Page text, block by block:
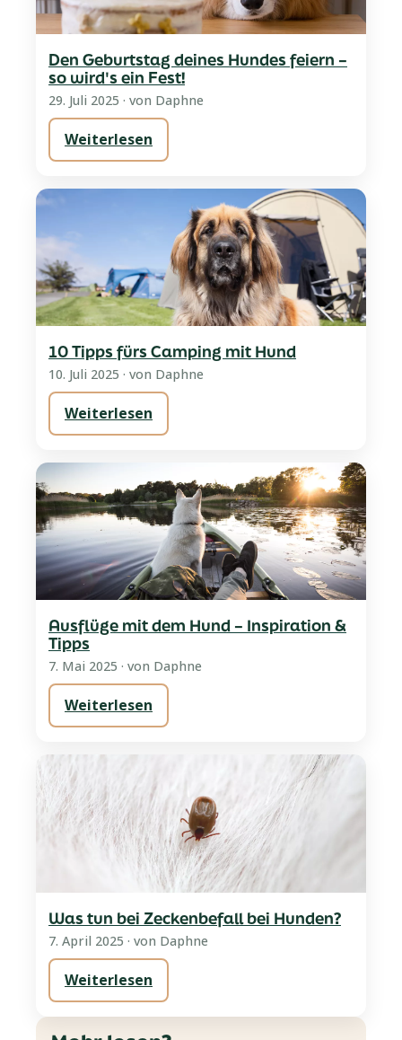
Den Geburtstag deines Hundes feiern –
so wird's ein Fest!
29. Juli 2025 · von Daphne
Weiterlesen
10 Tipps fürs Camping mit Hund
10. Juli 2025 · von Daphne
Weiterlesen
Ausflüge mit dem Hund – Inspiration &
Tipps
7. Mai 2025 · von Daphne
Weiterlesen
Was tun bei Zeckenbefall bei Hunden?
7. April 2025 · von Daphne
Weiterlesen